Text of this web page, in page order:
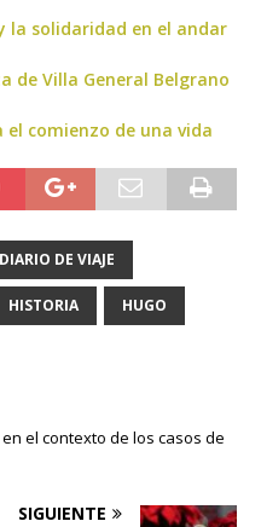
la solidaridad en el andar
de Villa General Belgrano
el comienzo de una vida
DIARIO DE VIAJE
HISTORIA HUGO
el contexto de los casos de
SIGUIENTE